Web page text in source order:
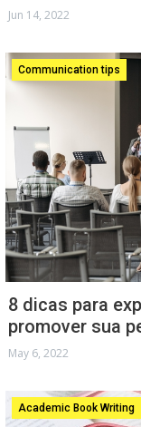
Jun 14, 2022
Communication tips
8 dicas para
promover sua
May 6, 2022
Academic Book Writing